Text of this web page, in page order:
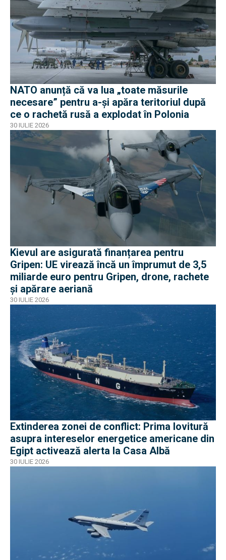
NATO anunță că va lua „toate măsurile
necesare” pentru a-și apăra teritoriul după
ce o rachetă rusă a explodat în Polonia
30 IULIE 2026
Kievul are asigurată finanțarea pentru
Gripen: UE virează încă un împrumut de 3,5
miliarde euro pentru Gripen, drone, rachete
și apărare aeriană
30 IULIE 2026
Extinderea zonei de conflict: Prima lovitură
asupra intereselor energetice americane din
Egipt activează alerta la Casa Albă
30 IULIE 2026